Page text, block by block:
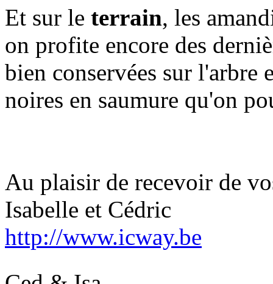
Et sur le terrain, les
on profite encore des
bien conservées sur
noires en saumure qu'on
Au plaisir de recevoir de
Isabelle et Cédric
http://www.icway.be